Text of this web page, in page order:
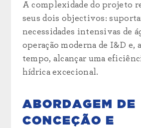
A complexidade do projeto
seus dois objectivos:
necessidades intensivas de
operação moderna de I&D e,
tempo, alcançar uma
hídrica excecional.
ABORDAGEM DE
CONCEÇÃO E